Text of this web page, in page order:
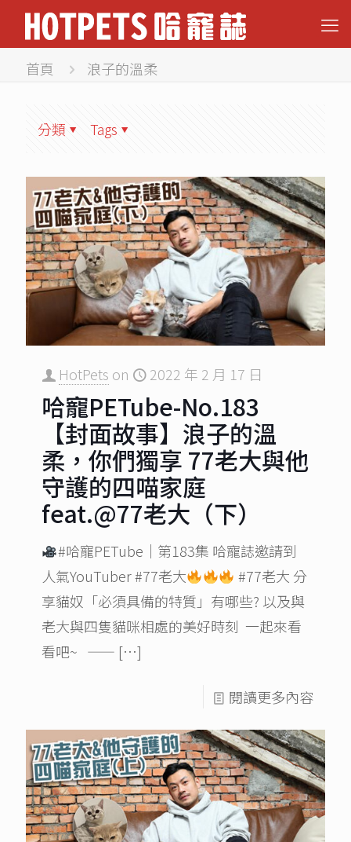
首頁 浪子的溫柔
分類 Tags
HotPets on 2022 年 2 月 17 日
哈寵PETube-No.183
【封面故事】浪子的溫
柔，你們獨享 77老大與他
守護的四喵家庭
feat.@77老大（下）
#哈寵PETube​｜第183集 哈寵誌邀請到
人氣YouTuber #77老大
#77老大 分
享貓奴「必須具備的特質」有哪些? 以及與
老大與四隻貓咪相處的美好時刻 一起來看
看吧~ —— […]
閱讀更多內容